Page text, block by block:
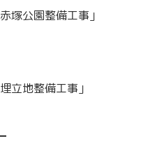
塚公園整備工事」
立地整備工事」